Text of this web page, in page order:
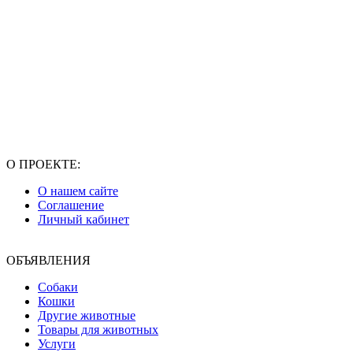
О ПРОЕКТЕ:
О нашем сайте
Соглашение
Личный кабинет
ОБЪЯВЛЕНИЯ
Собаки
Кошки
Другие животные
Товары для животных
Услуги